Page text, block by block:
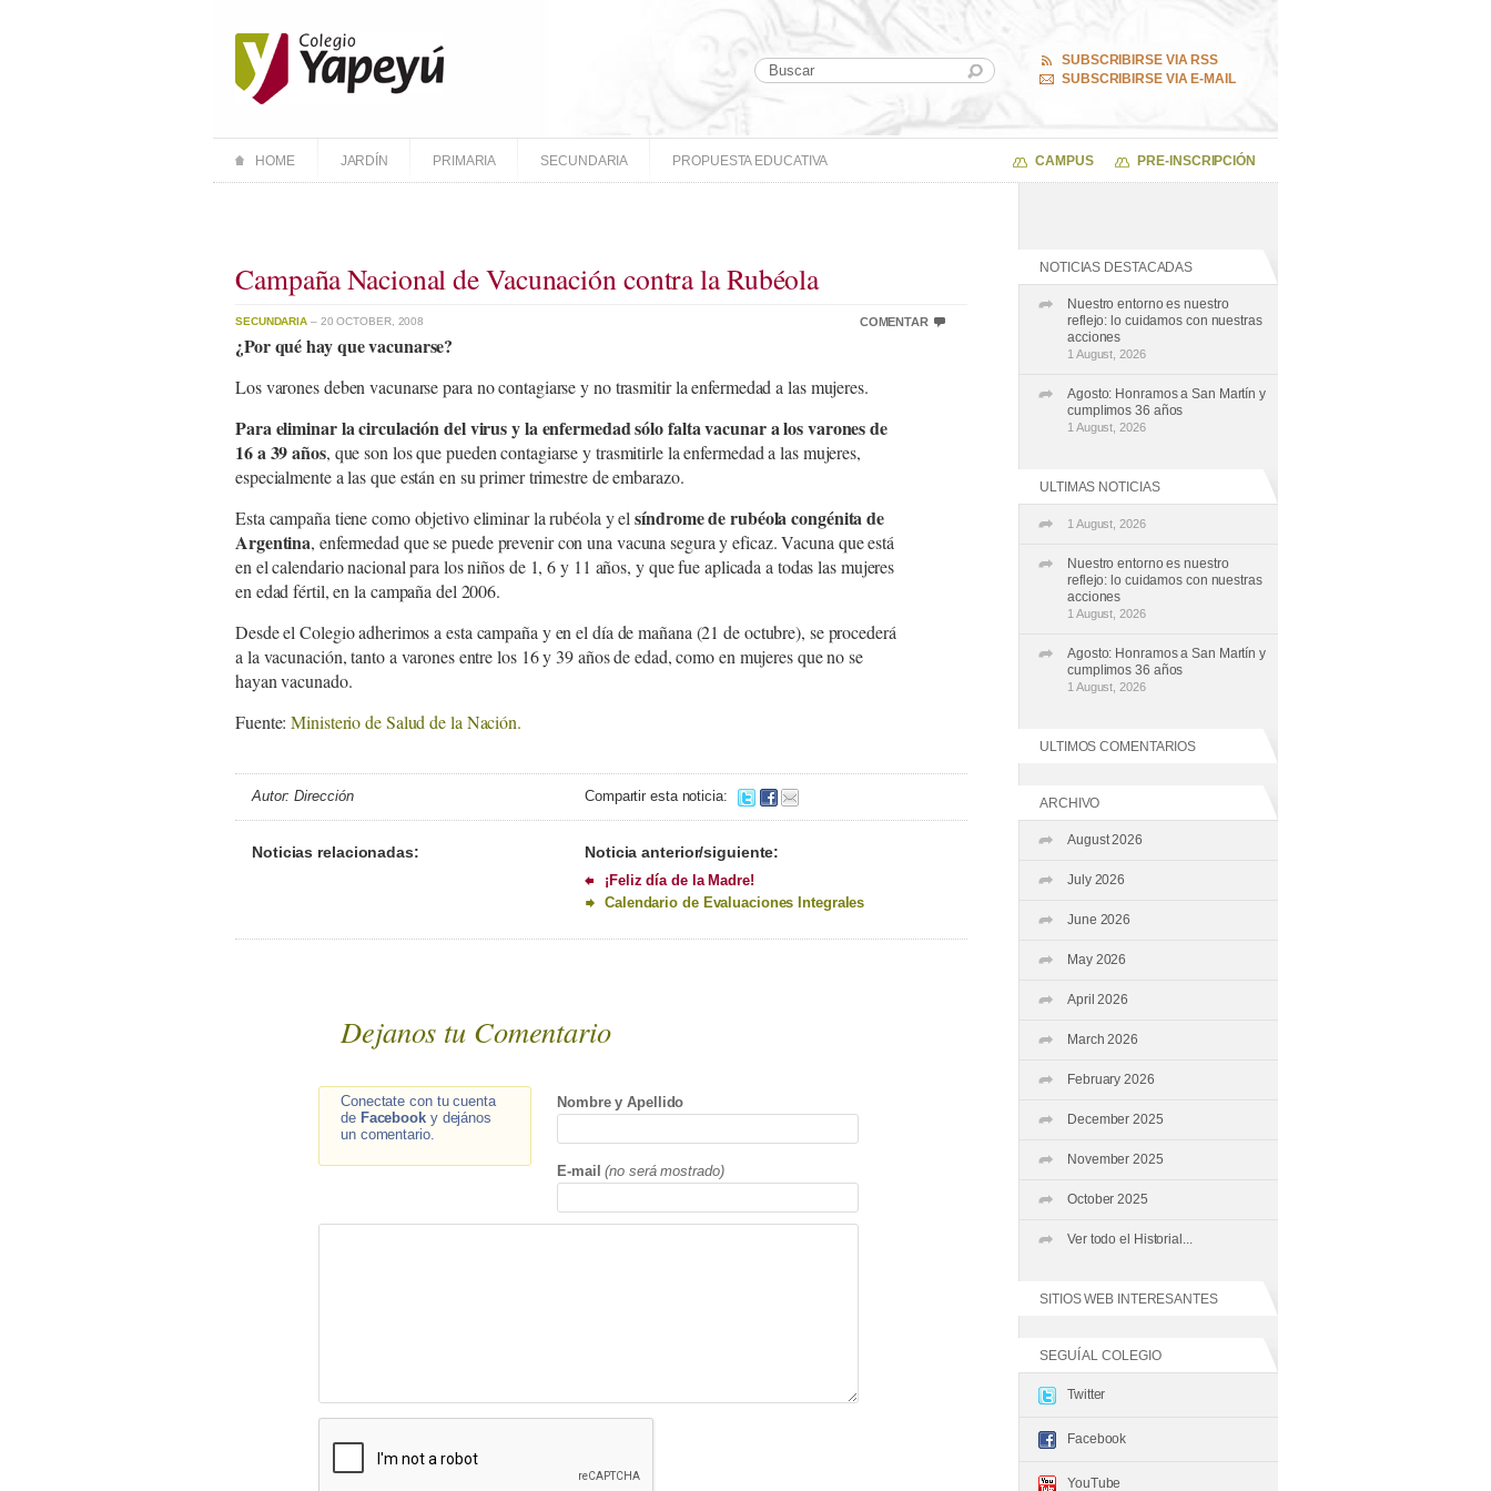
SUBSCRIBIRSE VIA RSS
SUBSCRIBIRSE VIA E-MAIL
HOME JARDÍN PRIMARIA SECUNDARIA PROPUESTA EDUCATIVA CAMPUS PRE-INSCRIPCIÓN
Campaña Nacional de Vacunación contra la Rubéola
SECUNDARIA – 20 OCTOBER, 2008 COMENTAR
¿Por qué hay que vacunarse?
Los varones deben vacunarse para no contagiarse y no trasmitir la enfermedad a las mujeres.
Para eliminar la circulación del virus y la enfermedad sólo falta vacunar a los varones de
16 a 39 años, que son los que pueden contagiarse y trasmitirle la enfermedad a las mujeres,
especialmente a las que están en su primer trimestre de embarazo.
Esta campaña tiene como objetivo eliminar la rubéola y elsíndrome de rubéola congénita de
Argentina, enfermedad que se puede prevenir con una vacuna segura y eficaz. Vacuna que está
en el calendario nacional para los niños de 1, 6 y 11 años, y que fue aplicada a todas las mujeres
en edad fértil, en la campaña del 2006.
Desde el Colegio adherimos a esta campaña y en el día de mañana (21 de octubre), se procederá
a la vacunación, tanto a varones entre los 16 y 39 años de edad, como en mujeres que no se
hayan vacunado.
Fuente:Ministerio de Salud de la Nación.
Autor: Dirección Compartir esta noticia:
Noticias relacionadas: Noticia anterior/siguiente:
¡Feliz día de la Madre!
Calendario de Evaluaciones Integrales
Dejanos tu Comentario
Conectate con tu cuenta
de Facebooky dejános
un comentario.
Nombre y Apellido
E-mail (no será mostrado)
NOTICIAS DESTACADAS
Nuestro entorno es nuestro
reflejo: lo cuidamos con nuestras
acciones
1 August, 2026
Agosto: Honramos a San Martín y
cumplimos 36 años
1 August, 2026
ULTIMAS NOTICIAS
1 August, 2026
Nuestro entorno es nuestro
reflejo: lo cuidamos con nuestras
acciones
1 August, 2026
Agosto: Honramos a San Martín y
cumplimos 36 años
1 August, 2026
ULTIMOS COMENTARIOS
ARCHIVO
August 2026
July 2026
June 2026
May 2026
April 2026
March 2026
February 2026
December 2025
November 2025
October 2025
Ver todo el Historial...
SITIOS WEB INTERESANTES
SEGUÍ AL COLEGIO
Twitter
Facebook
YouTube